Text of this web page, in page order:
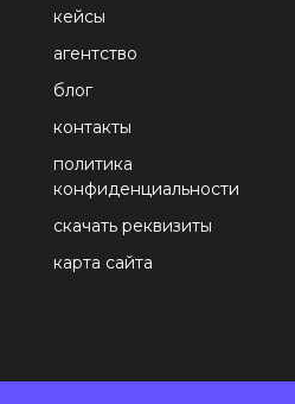
кейсы
агентство
блог
контакты
политика
конфиденциальности
скачать реквизиты
карта сайта